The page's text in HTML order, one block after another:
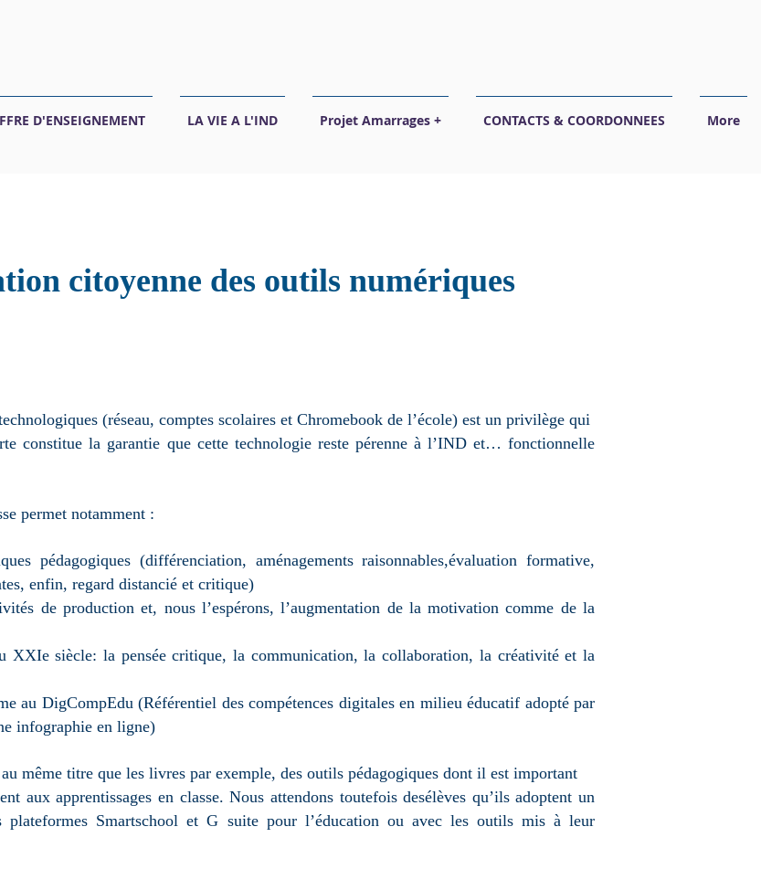
D'ENSEIGNEMENT LA VIE A L'IND Projet Amarrages + CONTACTS & COORDONNEES More
citoyenne des outils numériques
(réseau, comptes scolaires et Chromebook de l’école) est un privilège qui
constitue la garantie que cette technologie reste pérenne à l’IND et… fonctionnelle
permet notamment :
pédagogiques (différenciation, aménagements raisonnables,évaluation formative,
enfin, regard distancié et critique)
de production et, nous l’espérons, l’augmentation de la motivation comme de la
XXIe siècle: la pensée critique, la communication, la collaboration, la créativité et la
au DigCompEdu (Référentiel des compétences digitales en milieu éducatif adopté par
infographie en ligne)
même titre que les livres par exemple, des outils pédagogiques dont il est important
aux apprentissages en classe. Nous attendons toutefois desélèves qu’ils adoptent un
Smartschool et G suite pour l’éducation ou avec les outils mis à leur